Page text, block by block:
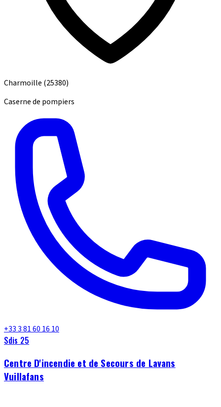
Charmoille (25380)
Caserne de pompiers
+33 3 81 60 16 10
Sdis 25
Centre D'incendie et de Secours de Lavans
Vuillafans